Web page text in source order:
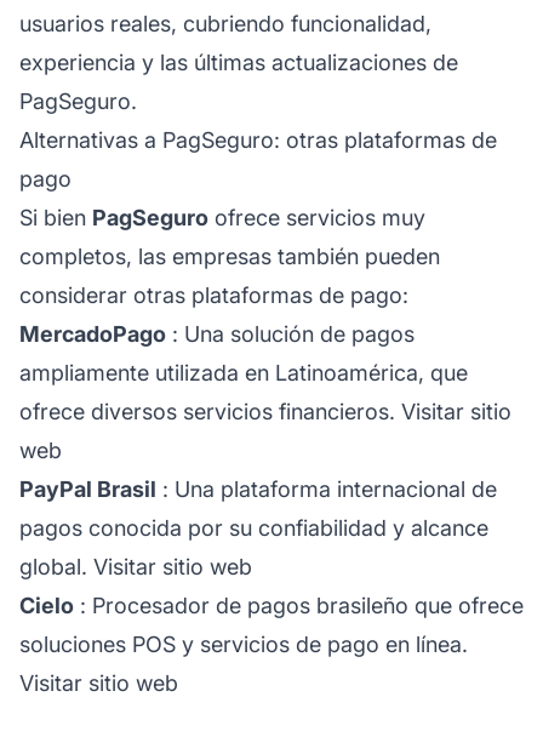
usuarios reales, cubriendo funcionalidad,
experiencia y las últimas actualizaciones de
PagSeguro.
Alternativas a PagSeguro: otras plataformas de
pago
Si bien PagSeguro ofrece servicios muy
completos, las empresas también pueden
considerar otras plataformas de pago:
MercadoPago : Una solución de pagos
ampliamente utilizada en Latinoamérica, que
ofrece diversos servicios financieros. Visitar sitio
web
PayPal Brasil : Una plataforma internacional de
pagos conocida por su confiabilidad y alcance
global. Visitar sitio web
Cielo : Procesador de pagos brasileño que ofrece
soluciones POS y servicios de pago en línea.
Visitar sitio web